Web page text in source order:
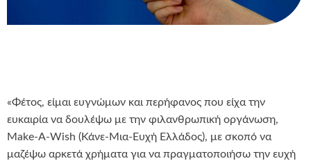
«Φέτος, είμαι ευγνώμων και περήφανος που είχα την
ευκαιρία να δουλέψω με την φιλανθρωπική οργάνωση,
Make-A-Wish (Κάνε-Μια-Ευχή Ελλάδος), με σκοπό να
μαζέψω αρκετά χρήματα για να πραγματοποιήσω την ευχή